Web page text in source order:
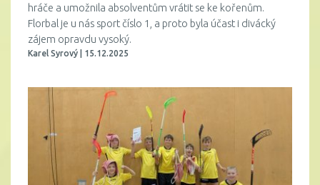
hráče a umožnila absolventům vrátit se ke kořenům.
Florbal je u nás sport číslo 1, a proto byla účast i divácký
zájem opravdu vysoký.
Karel Syrový | 15.12.2025